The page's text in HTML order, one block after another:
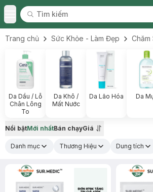
Toggle Menu
Tìm kiếm
Tìm kiếm
Trang chủ Sức Khỏe - Làm Đẹp Chăm
Da Dầu / Lỗ
Chân Lông
To
Da Khô /
Mất Nước
Da Lão Hóa Da
Nổi bậtMới nhấtBán chạyGiá
Danh mục Thương Hiệu Dung tích